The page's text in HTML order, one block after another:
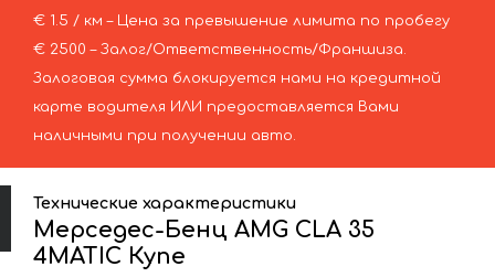
€ 1.5 / км – Цена за превышение лимита по пробегу
€ 2500 – Залог/Ответственность/Франшиза.
Залоговая сумма блокируется нами на кредитной
карте водителя ИЛИ предоставляется Вами
наличными при получении авто.
Технические характеристики
Мерседес-Бенц AMG CLA 35
4MATIC Купе